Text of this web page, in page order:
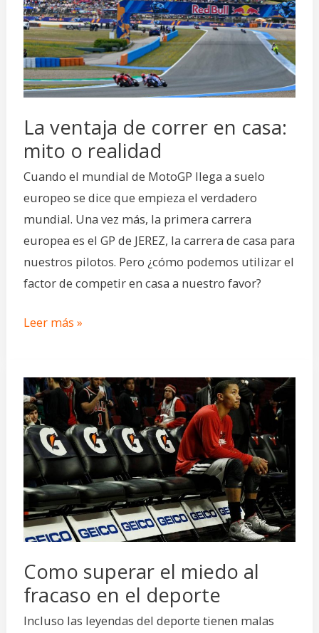
La ventaja de correr en casa:
mito o realidad
Cuando el mundial de MotoGP llega a suelo
europeo se dice que empieza el verdadero
mundial. Una vez más, la primera carrera
europea es el GP de JEREZ, la carrera de casa para
nuestros pilotos. Pero ¿cómo podemos utilizar el
factor de competir en casa a nuestro favor?
en
casa:
mito
o
realidad
Leer más »
Como superar el miedo al
fracaso en el deporte
Incluso las leyendas del deporte tienen malas
Como
superar
el
miedo
al
fracaso
en
el